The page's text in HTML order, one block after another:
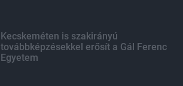
Kecskeméten is szakirányú
továbbképzésekkel erősít a Gál Ferenc
Egyetem